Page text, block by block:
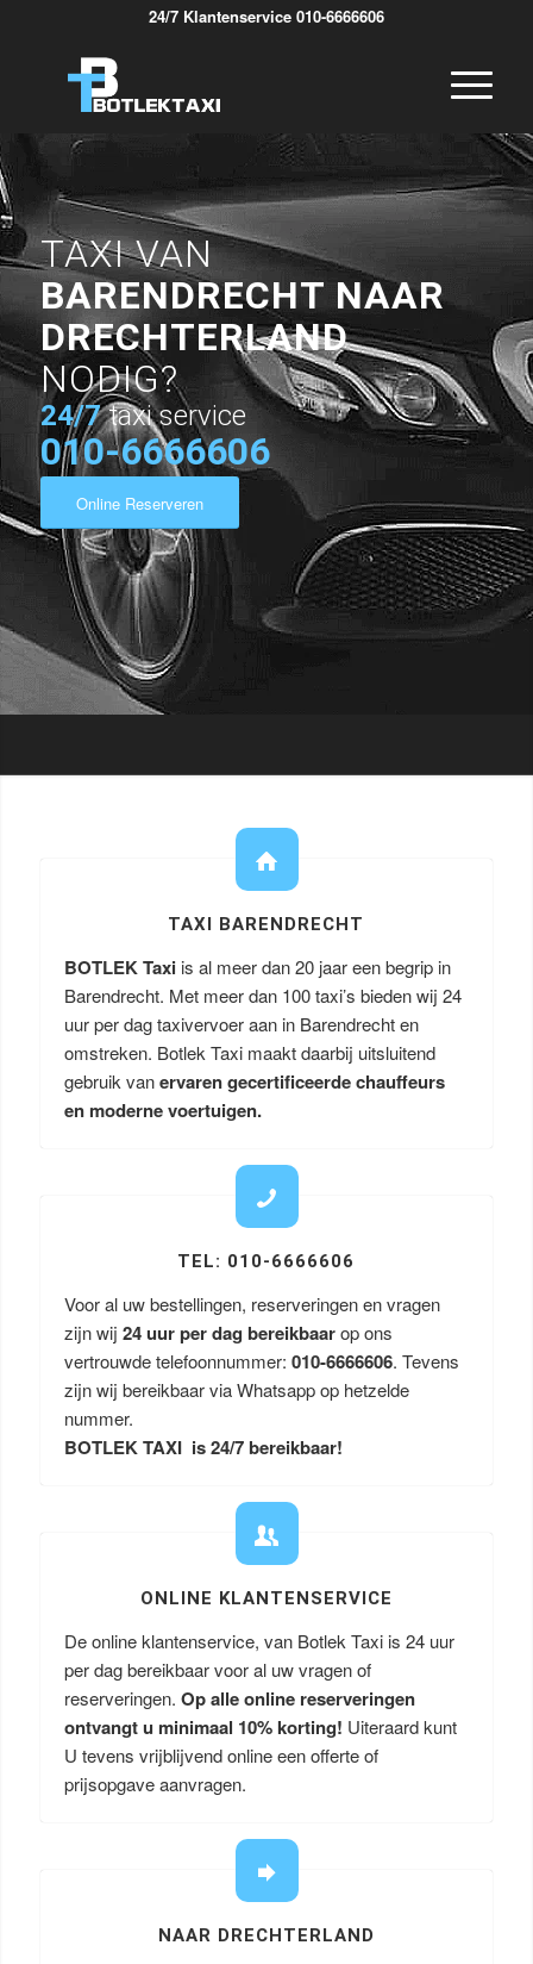
24/7 Klantenservice 010-6666606
TAXI VAN
BARENDRECHT NAAR
DRECHTERLAND
NODIG?
24/7 taxi service
010-6666606
Online Reserveren
TAXI BARENDRECHT
BOTLEK Taxi is al meer dan 20 jaar een begrip in
Barendrecht. Met meer dan 100 taxi’s bieden wij 24
uur per dag taxivervoer aan in Barendrecht en
omstreken. Botlek Taxi maakt daarbij uitsluitend
gebruik vanervaren gecertificeerde chauffeurs
en moderne voertuigen.
TEL: 010-6666606
Voor al uw bestellingen, reserveringen en vragen
zijn wij 24 uur per dag bereikbaarop ons
vertrouwde telefoonnummer: 010-6666606. Tevens
zijn wij bereikbaar via Whatsapp op hetzelde
nummer.
BOTLEK TAXI is 24/7 bereikbaar!
ONLINE KLANTENSERVICE
De online klantenservice, van Botlek Taxi is 24 uur
per dag bereikbaar voor al uw vragen of
reserveringen. Op alle online reserveringen
ontvangt u minimaal 10% korting! Uiteraard kunt
U tevens vrijblijvend online een offerte of
prijsopgave aanvragen.
NAAR DRECHTERLAND